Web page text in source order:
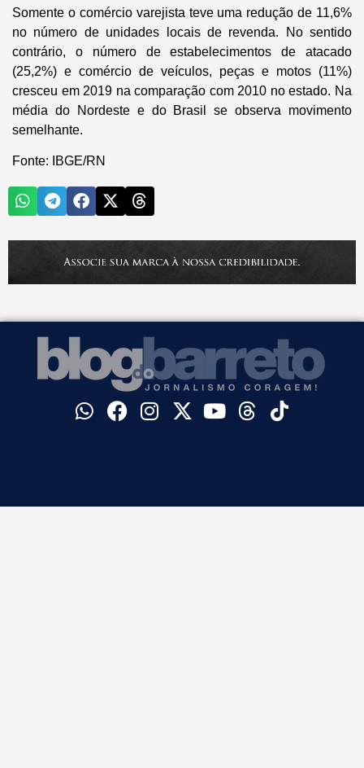
Somente o comércio varejista teve uma redução de 11,6%
no número de unidades locais de revenda. No sentido
contrário, o número de estabelecimentos de atacado
(25,2%) e comércio de veículos, peças e motos (11%)
cresceu em 2019 na comparação com 2010 no estado. Na
média do Nordeste e do Brasil se observa movimento
semelhante.
Fonte: IBGE/RN